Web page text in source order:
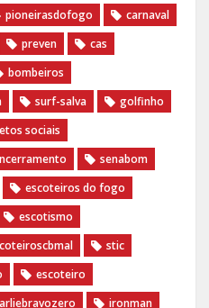
pioneirasdofogo
carnaval
preven
cas
bombeiros
surf-salva
golfinho
sociais
senabom
escoteiros do fogo
escotismo
stic
escoteiro
ironman